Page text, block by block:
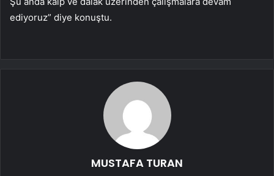
ediyoruz” diye konuştu.
MUSTAFA TURAN